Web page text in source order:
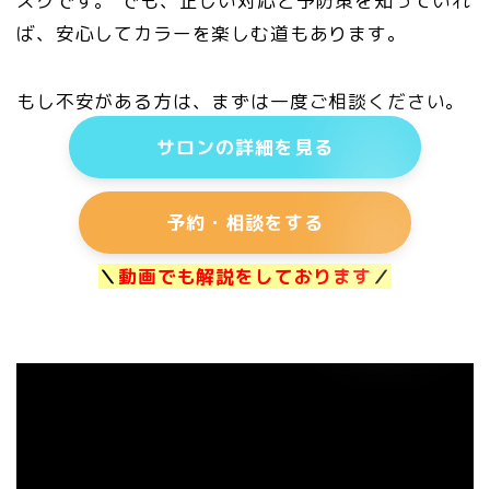
ば、安心してカラーを楽しむ道もあります。
もし不安がある方は、まずは一度ご相談ください。
サロンの詳細を見る
予約・相談をする
＼ 動画でも解説をしております ／